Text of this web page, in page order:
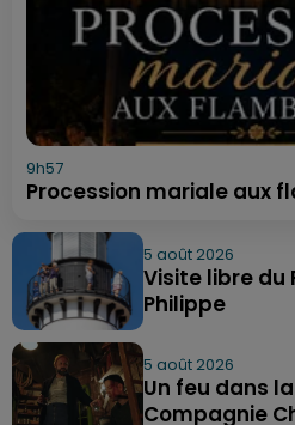
9h57
Procession mariale aux
5 août 2026
Visite libre du
Philippe
5 août 2026
Un feu dans
Compagnie